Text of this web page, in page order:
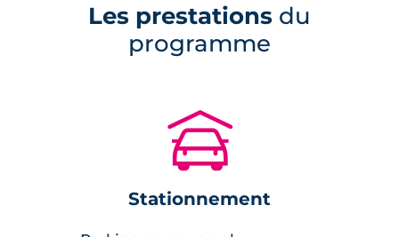
toulousain.
Prestations du bien neuf :
peinture lisse sur les murs,
salle de bains aménagée,
volets roulants électriques avec
Les prestations du
programme
🚗
Stationnement